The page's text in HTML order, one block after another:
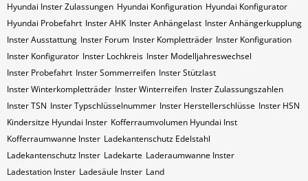
Hyundai Inster Zulassungen Hyundai Konfiguration Hyundai Konfigurator
Hyundai Probefahrt Inster AHK Inster Anhängelast Inster Anhängerkupplung
Inster Ausstattung Inster Forum Inster Kompletträder Inster Konfiguration
Inster Konfigurator Inster Lochkreis Inster Modelljahreswechsel
Inster Probefahrt Inster Sommerreifen Inster Stützlast
Inster Winterkompletträder Inster Winterreifen Inster Zulassungszahlen
Inster​​​​ TSN Inster​​​​ Typschlüsselnummer Inster​​​​​ Herstellerschlüsse Inster​​​​​ HSN
Kindersitze Hyundai Inster Kofferraumvolumen Hyundai Inst
Kofferraumwanne Inster Ladekantenschutz Edelstahl
Ladekantenschutz Inster Ladekarte Laderaumwanne Inster
Ladestation Inster Ladesäule Inster Land